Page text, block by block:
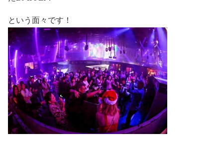
という面々です！